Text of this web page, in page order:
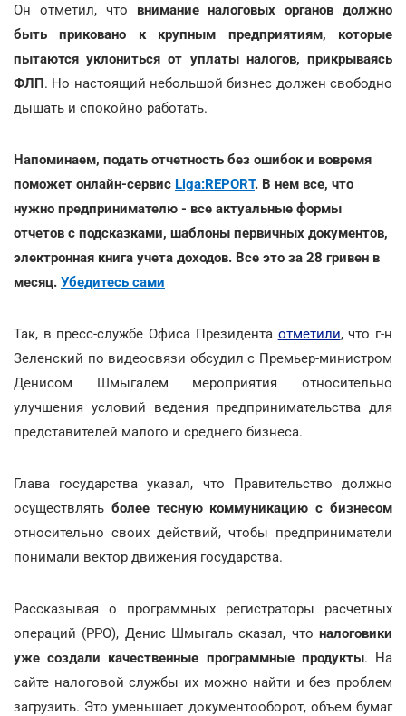
Он отметил, что внимание налоговых органов должно
быть приковано к крупным предприятиям, которые
пытаются уклониться от уплаты налогов, прикрываясь
ФЛП. Но настоящий небольшой бизнес должен свободно
дышать и спокойно работать.
Напоминаем, подать отчетность без ошибок и вовремя
поможет онлайн-сервис Liga:REPORT. В нем все, что
нужно предпринимателю - все актуальные формы
отчетов с подсказками, шаблоны первичных документов,
электронная книга учета доходов. Все это за 28 гривен в
месяц. Убедитесь сами
Так, в пресс-службе Офиса Президента отметили, что г-н
Зеленский по видеосвязи обсудил с Премьер-министром
Денисом Шмыгалем мероприятия относительно
улучшения условий ведения предпринимательства для
представителей малого и среднего бизнеса.
Глава государства указал, что Правительство должно
осуществлять более тесную коммуникацию с бизнесом
относительно своих действий, чтобы предприниматели
понимали вектор движения государства.
Рассказывая о программных регистраторы расчетных
операций (РРО), Денис Шмыгаль сказал, что налоговики
уже создали качественные программные продукты. На
сайте налоговой службы их можно найти и без проблем
загрузить. Это уменьшает документооборот, объем бумаг